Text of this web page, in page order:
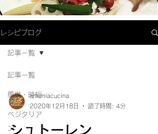
レシピブログ
記事一覧
簡単・時短
ベジタリア
ン
記事一覧
artemiacucina
2020年12月18日
読了時間: 4分
シュトーレン